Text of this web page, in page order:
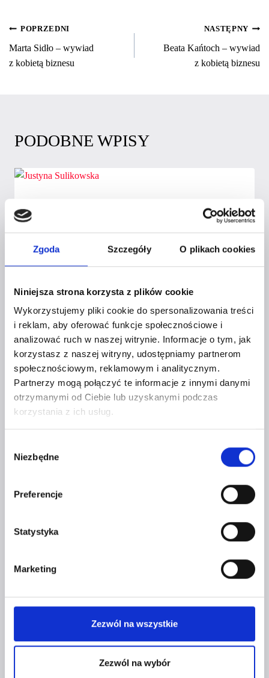
Zgoda Szczegóły O plikach cookies
Niniejsza strona korzysta z plików cookie
Wykorzystujemy pliki cookie do spersonalizowania treści
i reklam, aby oferować funkcje społecznościowe i
analizować ruch w naszej witrynie. Informacje o tym, jak
korzystasz z naszej witryny, udostępniamy partnerom
społecznościowym, reklamowym i analitycznym.
Partnerzy mogą połączyć te informacje z innymi danymi
otrzymanymi od Ciebie lub uzyskanymi podczas
korzystania z ich usług.
zgody
Niezbędne
Preferencje
Statystyka
Marketing
Zezwól na wszystkie
Zezwól na wybór
NAWIGACJA
WPISU
POPRZEDNI
Marta Sidło – wywiad
z kobietą biznesu
NASTĘPNY
Beata Kańtoch – wywiad
z kobietą biznesu
PODOBNE WPISY
JUSTYNA SULIKOWSKA W CYKLU
WYWIADÓW “KOBIETY Z MOCĄ
2026”
Przez Czerwona Szpilka
DLACZEGO KOBIETY
W DZISIEJSZYCH CZASACH